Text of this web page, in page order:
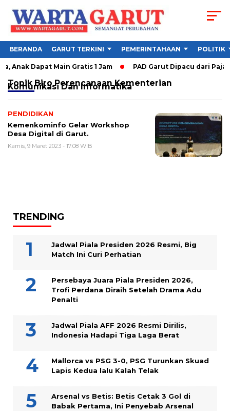
BERANDA GARUT TERKINI PEMERINTAHAAN POLITIK
Dapat Main Gratis 1 Jam PAD Garut Dipacu dari
TopikBiro Perencanaan Kementerian
Komunikasi Dan Informatika
PENDIDIKAN
Kemenkominfo Gelar Workshop
Desa Digital di Garut.
Kamis, 9 Maret 2023 - 17:08 WIB
TRENDING
Jadwal Piala Presiden 2026 Resmi, Big
Match Ini Curi Perhatian
Persebaya Juara Piala Presiden 2026,
Trofi Perdana Diraih Setelah Drama Adu
Penalti
Jadwal Piala AFF 2026 Resmi Dirilis,
Indonesia Hadapi Tiga Laga Berat
Mallorca vs PSG 3-0, PSG Turunkan Skuad
Lapis Kedua lalu Kalah Telak
Arsenal vs Betis: Betis Cetak 3 Gol di
Babak Pertama, Ini Penyebab Arsenal